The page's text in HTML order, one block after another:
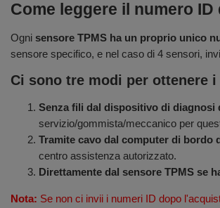
Come leggere il numero ID
Ogni sensore TPMS ha un proprio unico
sensore specifico, e nel caso di 4 sensori,
Ci sono tre modi per ottenere
Senza fili dal dispositivo di diagnosi
servizio/gommista/meccanico per
Tramite cavo dal computer di bordo
centro assistenza autorizzato.
Direttamente dal sensore TPMS se
Nota: Se non ci invii i numeri ID dopo